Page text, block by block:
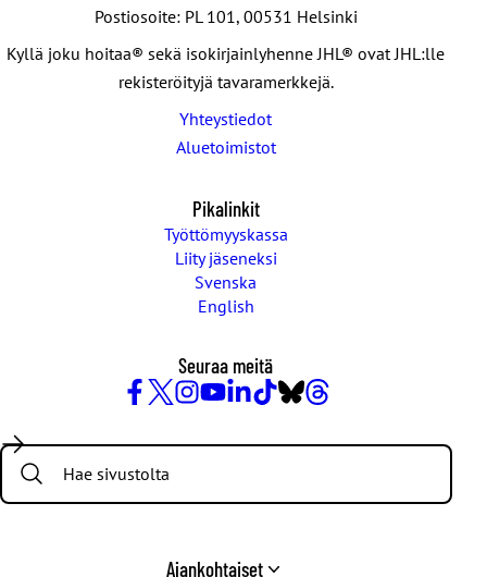
Postiosoite: PL 101, 00531 Helsinki
Kyllä joku hoitaa® sekä isokirjainlyhenne JHL® ovat JHL:lle
rekisteröityjä tavaramerkkejä.
Yhteystiedot
Aluetoimistot
Pikalinkit
Työttömyyskassa
Liity jäseneksi
Svenska
English
Seuraa meitä
/
Twitter
Search:
Ajankohtaiset